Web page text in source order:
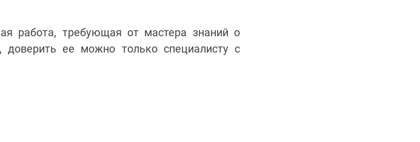
работа, требующая от мастера знаний о
доверить ее можно только специалисту с